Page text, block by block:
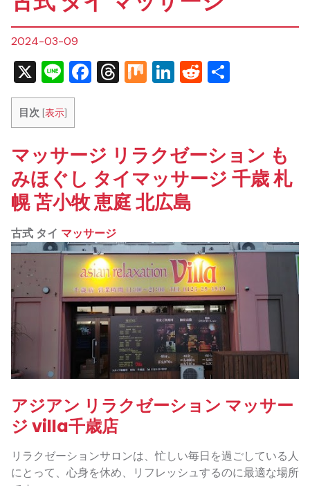
2024-03-09
X LineFacebook
Threads
MixLinkedIn
Reddit
目次 [表示]
マッサージ リラクゼーション も
みほぐし タイマッサージ 千歳 札
幌 苫小牧 恵庭 北広島
古式 タイ マッサージ
アジアン リラクゼーション マッサー
ジ villa千歳店
リラクゼーションサロンは、忙しい毎日を過ごしている人
にとって、心身を休め、リフレッシュするのに最適な場所